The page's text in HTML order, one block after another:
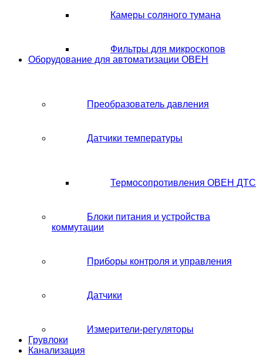
Камеры соляного тумана
Фильтры для микроскопов
Оборудование для автоматизации ОВЕН
Преобразователь давления
Датчики температуры
Термосопротивления ОВЕН ДТС
Блоки питания и устройства
коммутации
Приборы контроля и управления
Датчики
Измерители-регуляторы
Грувлоки
Канализация